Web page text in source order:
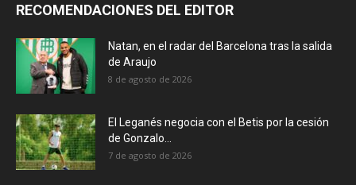
RECOMENDACIONES DEL EDITOR
Natan, en el radar del Barcelona tras la salida
de Araujo
8 de agosto de 2026
El Leganés negocia con el Betis por la cesión
de Gonzalo...
7 de agosto de 2026